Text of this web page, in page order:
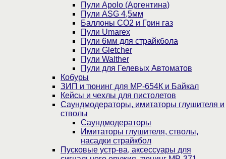
Пули Apolo (Аргентина)
Пули ASG 4,5мм
Баллоны CO2 и Грин газ
Пули Umarex
Пули 6мм для страйкбола
Пули Gletcher
Пули Walther
Пули для Гелевых Автоматов
Кобуры
ЗИП и тюнинг для МР-654К и Байкал
Кейсы и чехлы для пистолетов
Саундмодераторы, имитаторы глушителя и
стволы
Саундмодераторы
Имитаторы глушителя, стволы,
насадки страйкбол
Пусковые устр-ва, аксессуары для